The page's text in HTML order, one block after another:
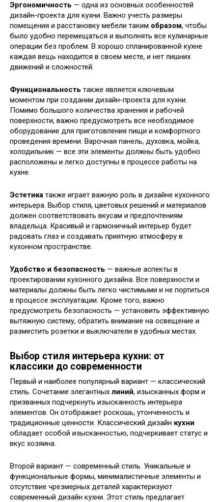
Эргономичность — одна из основных особенностей
дизайн-проекта для кухни. Важно учесть размеры
помещения и расстановку мебели таким образом, чтобы
было удобно перемещаться и выполнять все кулинарные
операции без проблем. В хорошо спланированной кухне
каждая вещь находится в своем месте, и нет лишних
движений и сложностей.
Функциональность также является ключевым
моментом при создании дизайн-проекта для кухни.
Помимо большого количества хранения и рабочей
поверхности, важно предусмотреть все необходимое
оборудование для приготовления пищи и комфортного
проведения времени. Варочная панель, духовка, мойка,
холодильник — все эти элементы должны быть удобно
расположены и легко доступны в процессе работы на
кухне.
Эстетика также играет важную роль в дизайне кухонного
интерьера. Выбор стиля, цветовых решений и материалов
должен соответствовать вкусам и предпочтениям
владельца. Красивый и гармоничный интерьер будет
радовать глаз и создавать приятную атмосферу в
кухонном пространстве.
Удобство и безопасность — важные аспекты в
проектировании кухонного дизайна. Все поверхности и
материалы должны быть легко чистимыми и не портиться
в процессе эксплуатации. Кроме того, важно
предусмотреть безопасность — установить эффективную
вытяжную систему, обратить внимание на освещение и
разместить розетки и выключатели в удобных местах.
Выбор стиля интерьера кухни: от
классики до современности
Первый и наиболее популярный вариант — классический
стиль. Сочетание элегантных линий, изысканных форм и
призванных подчеркнуть изысканность интерьера
элементов. Он отображает роскошь, утонченность и
традиционные ценности. Классический дизайн кухни
обладает особой изысканностью, подчеркивает статус и
вкус хозяина.
Второй вариант — современный стиль. Уникальные и
функциональные формы, минималистичные элементы и
отсутствие чрезмерных деталей характеризуют
современный дизайн кухни. Этот стиль предлагает